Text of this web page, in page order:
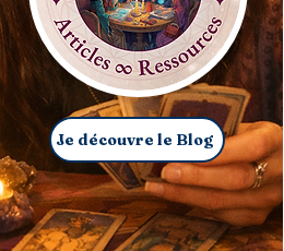
Je découvre le Blog